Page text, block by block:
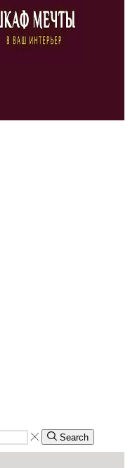
Search